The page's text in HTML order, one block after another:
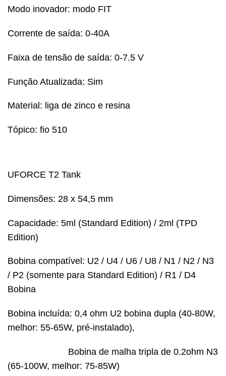
Modo inovador: modo FIT
Corrente de saída: 0-40A
Faixa de tensão de saída: 0-7.5 V
Função Atualizada: Sim
Material: liga de zinco e resina
Tópico: fio 510
UFORCE T2 Tank
Dimensões: 28 x 54,5 mm
Capacidade: 5ml (Standard Edition) / 2ml (TPD
Edition)
Bobina compatível: U2 / U4 / U6 / U8 / N1 / N2 / N3
/ P2 (somente para Standard Edition) / R1 / D4
Bobina
Bobina incluída: 0,4 ohm U2 bobina dupla (40-80W,
melhor: 55-65W, pré-instalado),
Bobina de malha tripla de 0.2ohm N3
(65-100W, melhor: 75-85W)